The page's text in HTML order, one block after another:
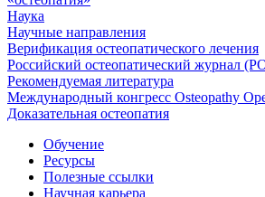
Наука
Научные направления
Верификация остеопатического лечения
Российский остеопатический журнал
Рекомендуемая литература
Международный конгресс Osteopathy
Доказательная остеопатия
Обучение
Ресурсы
Полезные ссылки
Научная карьера